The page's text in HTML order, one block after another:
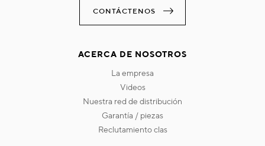
CONTÁCTENOS
ACERCA DE NOSOTROS
la empresa
videos
nuestra red de distribución
garantía / piezas
reclutamiento clas